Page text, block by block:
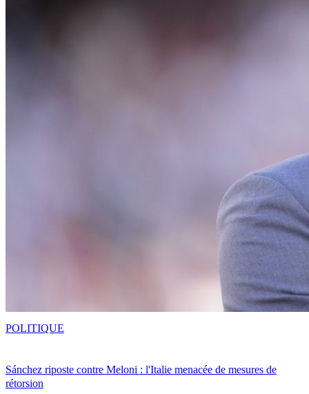
Sánchez riposte contre Meloni : l'Italie menacée de mesures de
rétorsion
POLITIQUE